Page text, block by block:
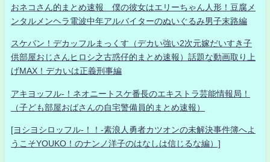
おネコさん的まとめ速報 僕の彼女はエリーちゃん人形！豆腐メ
ンタルメンヘラ電波中年アルバイターのぬいぐるみ男子末路編
スケバン！デカッフルまっくす（デカい強い2次元嫁だいすき子
供部屋おじさんヒロシ之古惑仔的まとめ速報）話題な動画取り上
げMAX！デカいは正義刑事編
アキヨッフル-！ネオニートスケ番長のエキストラ芸能情報局！
（子ども部屋おばさんの自宅警備員的まとめ速報）
[ヨシヨシロッフル-！！-素浪人勇者カツオンの未解決事件簿へよ
うこそYOUKO！のナンノ洋子のはなしは信じるな編）]